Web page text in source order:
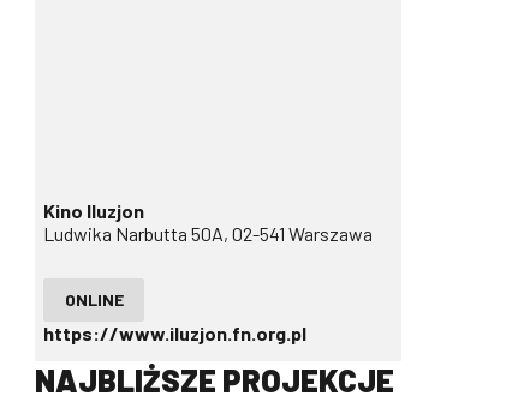
Kino Iluzjon
Ludwika Narbutta 50A, 02-541 Warszawa
ONLINE
https://www.iluzjon.fn.org.pl
NAJBLIŻSZE PROJEKCJE